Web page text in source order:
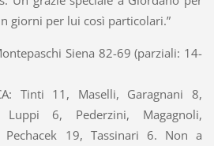
giorni per lui così particolari.”
Siena 82-69 (parziali: 14-
Tinti 11, Maselli, Garagnani 8,
6, Pederzini, Magagnoli,
Pechacek 19, Tassinari 6. Non a